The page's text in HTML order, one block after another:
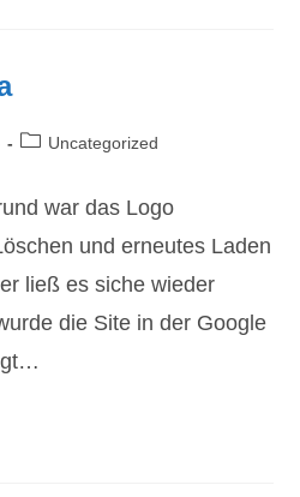
Beitrags-
Uncategorized
war das Logo
und erneutes Laden
ließ es siche wieder
die Site in der Google